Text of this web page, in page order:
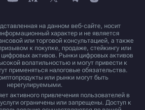
на данном веб-сайте, носит
характер и не является
или торговой консультацией, а также
к покупке, продаже, стейкингу или
активов. Рынки цифровых активов
волатильностью и могут привести к
применяться налоговые обязательства.
или рынки могут быть
нерегулируемыми.
активного привлечения пользователей в
ограничены или запрещены. Доступ к